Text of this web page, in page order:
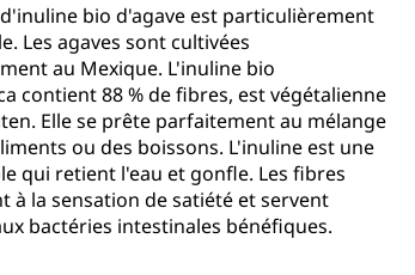
bio d'agave est particulièrement
Les agaves sont cultivées
au Mexique. L'inuline bio
contient 88 % de fibres, est végétalienne
Elle se prête parfaitement au mélange
ou des boissons. L'inuline est une
qui retient l'eau et gonfle. Les fibres
à la sensation de satiété et servent
bactéries intestinales bénéfiques.